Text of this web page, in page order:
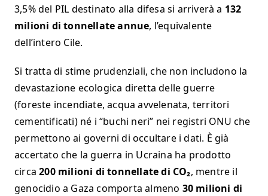
3,5% del PIL destinato alla difesa si arriverà a 132
milioni di tonnellate annue, l’equivalente
dell’intero Cile.
Si tratta di stime prudenziali, che non includono la
devastazione ecologica diretta delle guerre
(foreste incendiate, acqua avvelenata, territori
cementificati) né i “buchi neri” nei registri ONU che
permettono ai governi di occultare i dati. È già
accertato che la guerra in Ucraina ha prodotto
circa200 milioni di tonnellate di CO₂, mentre il
genocidio a Gaza comporta almeno 30 milioni di